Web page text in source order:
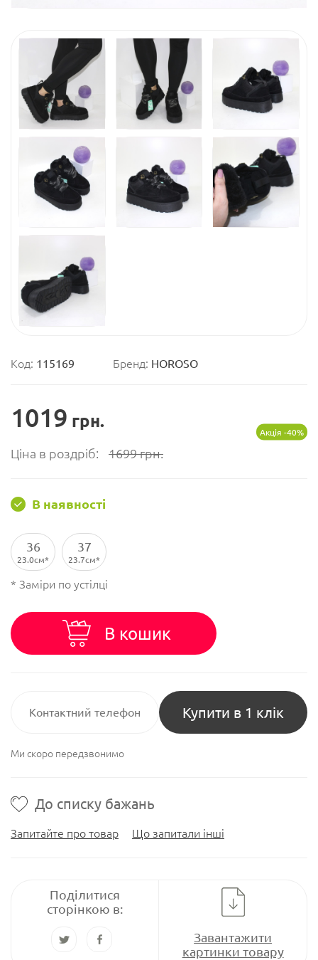
Код: 115169 Бренд: HOROSO
1019 грн.
Ціна в роздріб: 1699грн.
Акція -40%
В наявності
36
23.0см
37
23.7см
* Заміри по устілці
В кошик
Купити в 1 клік
Ми скоро передзвонимо
До списку бажань
Запитайте про товар Що запитали інші
Поділитися
сторінкою в:
Завантажити
картинки товару